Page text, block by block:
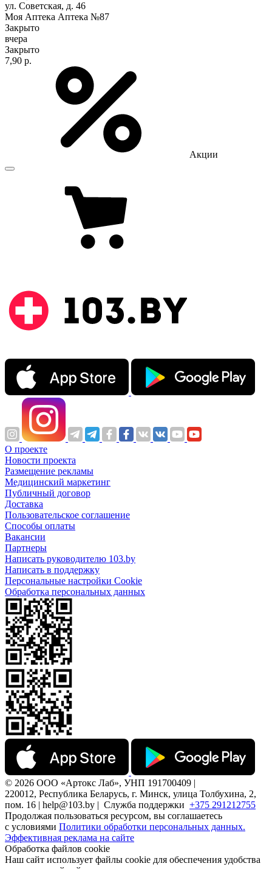
ул. Советская, д. 46
Моя Аптека Аптека №87
Закрыто
вчера
Закрыто
7,90 р.
Акции
О проекте
Новости проекта
Размещение рекламы
Медицинский маркетинг
Публичный договор
Доставка
Пользовательское соглашение
Способы оплаты
Вакансии
Партнеры
Написать руководителю 103.by
Написать в поддержку
Персональные настройки Cookie
Обработка персональных данных
© 2026 ООО «Артокс Лаб», УНП 191700409 |
220012, Республика Беларусь, г. Минск, улица Толбухина, 2,
пом. 16 | help@103.by | Служба поддержки +375 291212755
Продолжая пользоваться ресурсом, вы соглашаетесь
с условиями Политики обработки персональных данных.
Эффективная реклама на сайте
Обработка файлов cookie
Наш сайт использует файлы cookie для обеспечения удобства